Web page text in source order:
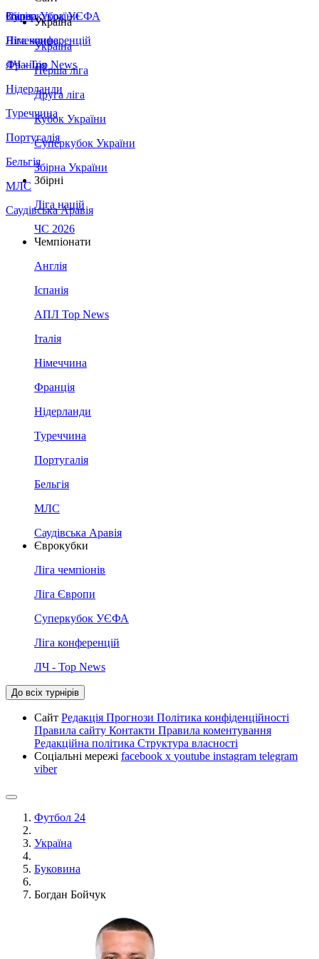
Збірна України
Італія
Німеччина
Франція
Нідерланди
Туреччина
Португалія
Бельгія
МЛС
Саудівська Аравія
Суперкубок УЄФА
Ліга конференцій
ЛЧ - Top News
Україна
Україна
Перша ліга
Друга ліга
Кубок України
Суперкубок України
Збірна України
Збірні
Ліга націй
ЧС 2026
Чемпіонати
Англія
Іспанія
АПЛ Top News
Італія
Німеччина
Франція
Нідерланди
Туреччина
Португалія
Бельгія
МЛС
Саудівська Аравія
Єврокубки
Ліга чемпіонів
Ліга Європи
Суперкубок УЄФА
Ліга конференцій
ЛЧ - Top News
До всіх турнірів
Сайт Редакція Прогнози Політика конфіденційності
Правила сайту Контакти Правила коментування
Редакційна політика Структура власності
Соціальні мережі facebook x youtube instagram telegram
viber
Футбол 24
Україна
Буковина
Богдан Бойчук